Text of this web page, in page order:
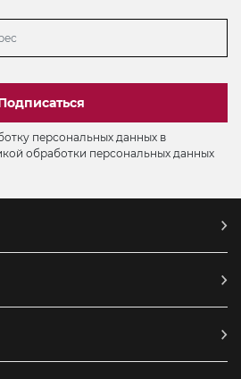
персональных данных в
обработки персональных данных